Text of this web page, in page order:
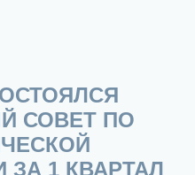
СОВЕТ ПО
1 КВАРТАЛ